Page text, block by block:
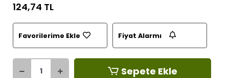
124,74 TL
Favorilerime Ekle Fiyat Alarmı
Sepete Ekle